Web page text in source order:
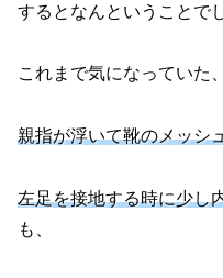
するとなんということで
これまで気になっていた、
親指が浮いて靴のメッシ
左足を接地する時に少し
も、